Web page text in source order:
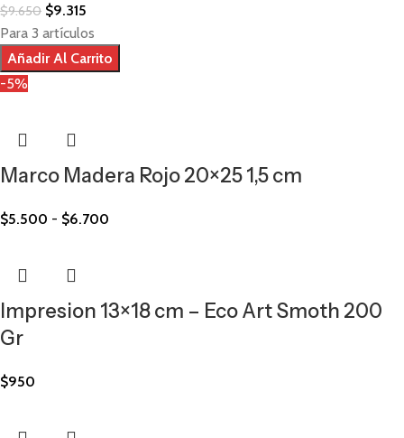
$9.650 $9.315
Para 3 artículos
Añadir Al Carrito
-5%
Marco Madera Rojo 20×25 1,5 cm
$5.500 - $6.700
Impresion 13×18 cm – Eco Art Smoth 200
Gr
$950